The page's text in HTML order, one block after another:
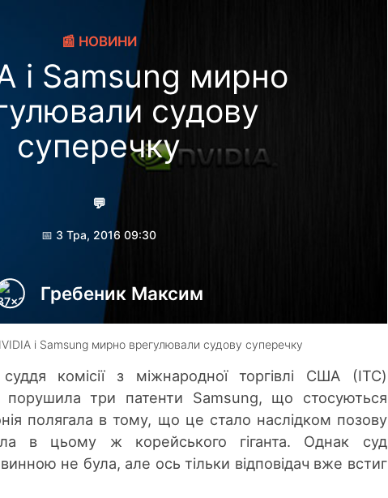
📰 НОВИНИ
і Samsung мирно
судову
суперечку
💬
📅 3 Тра, 2016 09:30
Гребеник Максим
і Samsung мирно врегулювали судову суперечку
комісії з міжнародної торгівлі США (ITC)
порушила три патенти Samsung, що стосуються
полягала в тому, що це стало наслідком позову
в цьому ж корейського гіганта. Однак суд
не була, але ось тільки відповідач вже встиг